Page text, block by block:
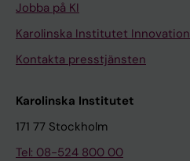
Jobba på KI
Karolinska Institutet Innovation
Kontakta presstjänsten
Karolinska Institutet
171 77 Stockholm
Tel: 08-524 800 00